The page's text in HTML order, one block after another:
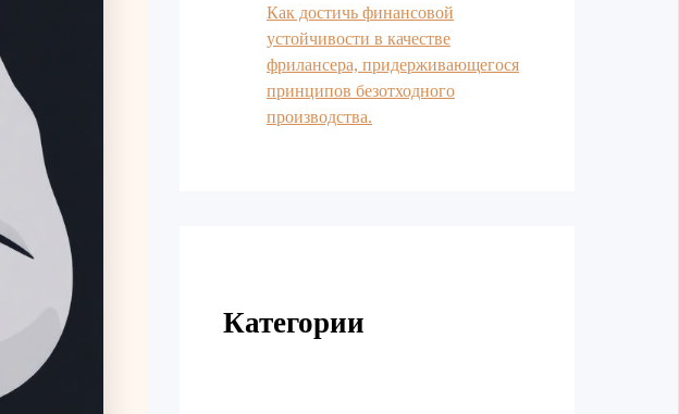
Как достичь финансовой
устойчивости в качестве
фрилансера, придерживающегося
принципов безотходного
производства.
Категории